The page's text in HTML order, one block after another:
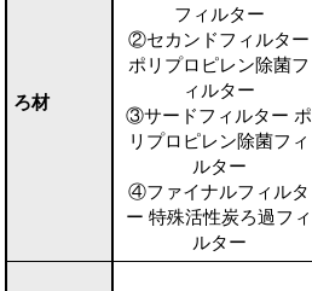
ろ材
フィルター
②セカンドフィルター
ポリプロピレン除菌フ
ィルター
③サードフィルター ポ
リプロピレン除菌フィ
ルター
④ファイナルフィルタ
ー 特殊活性炭ろ過フィ
ルター